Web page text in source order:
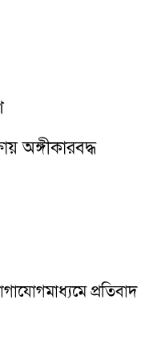
অঙ্গীকারবদ্ধ
প্রতিবাদ